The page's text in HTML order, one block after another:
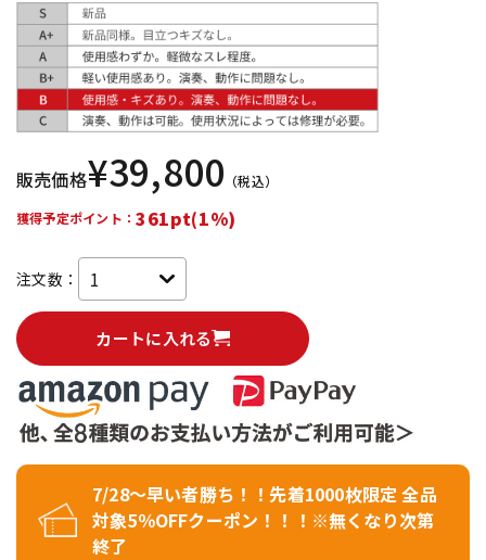
販売価格¥39,800 （税込）
獲得予定ポイント：361pt(1%)
注文数：
カートに入れる
7/28～早い者勝ち！！先着1000枚限定 全品
対象5％OFFクーポン！！！※無くなり次第
終了